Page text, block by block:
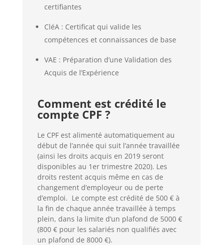
certifiantes
CléA : Certificat qui valide les
compétences et connaissances de base
VAE : Préparation d’une Validation des
Acquis de l’Expérience
Comment est crédité le
compte CPF ?
Le CPF est alimenté automatiquement au
début de l’année qui suit l’année travaillée
(ainsi les droits acquis en 2019 seront
disponibles au 1er trimestre 2020). Les
droits restent acquis même en cas de
changement d’employeur ou de perte
d’emploi. Le compte est crédité de 500 € à
la fin de chaque année travaillée à temps
plein, dans la limite d’un plafond de 5000 €
(800 € pour les salariés non qualifiés avec
un plafond de 8000 €).